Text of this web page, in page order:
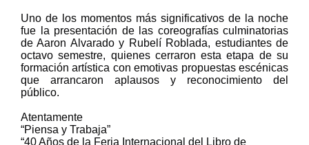
Uno de los momentos más significativos de la noche
fue la presentación de las coreografías culminatorias
de Aaron Alvarado y Rubelí Roblada, estudiantes de
octavo semestre, quienes cerraron esta etapa de su
formación artística con emotivas propuestas escénicas
que arrancaron aplausos y reconocimiento del
público.
Atentamente
“Piensa y Trabaja”
“40 Años de la Feria Internacional del Libro de